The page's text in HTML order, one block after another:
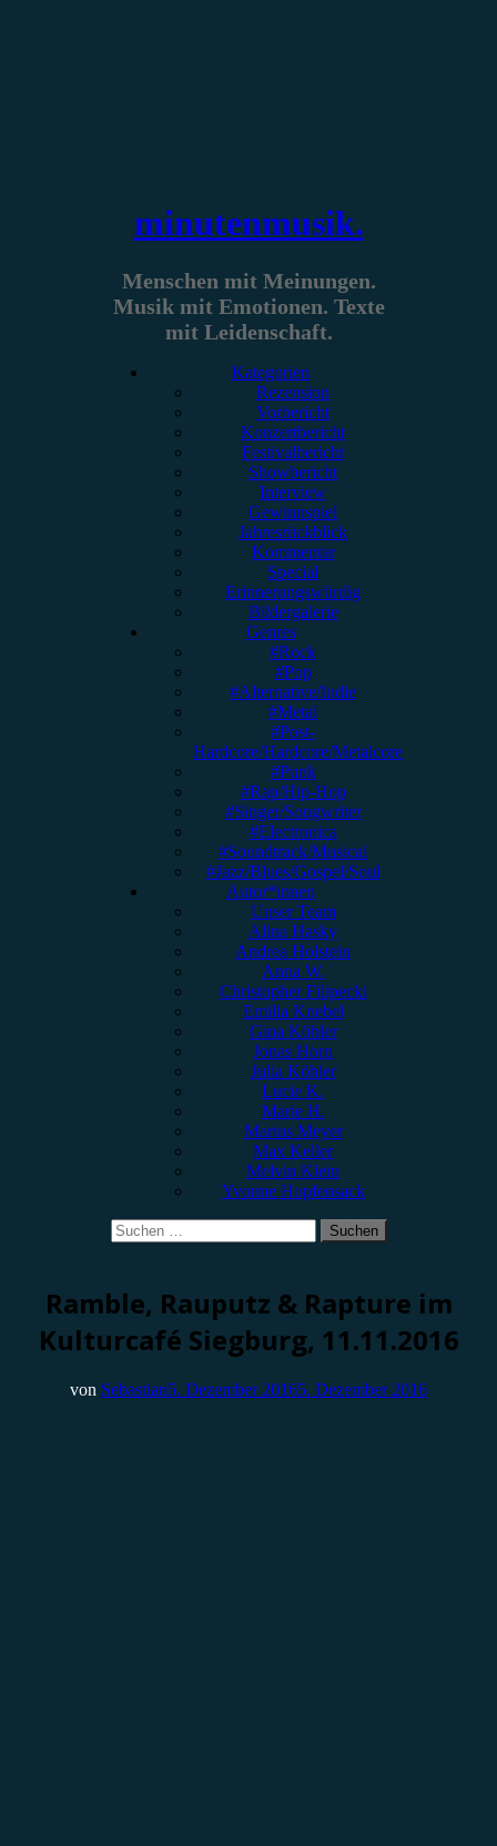
minutenmusik.
Menschen mit Meinungen.
Musik mit Emotionen. Texte
mit Leidenschaft.
Kategorien
Rezension
Vorbericht
Konzertbericht
Festivalbericht
Showbericht
Interview
Gewinnspiel
Jahresrückblick
Kommentar
Special
Erinnerungswürdig
Bildergalerie
Genres
#Rock
#Pop
#Alternative/Indie
#Metal
#Post-
Hardcore/Hardcore/Metalcore
#Punk
#Rap/Hip-Hop
#Singer/Songwriter
#Electronica
#Soundtrack/Musical
#Jazz/Blues/Gospel/Soul
Autor*innen
Unser Team
Alina Hasky
Andrea Holstein
Anna W.
Christopher Filipecki
Emilia Knebel
Gina Köhler
Jonas Horn
Julia Köhler
Lucie K.
Marie H.
Marius Meyer
Max Keller
Melvin Klein
Yvonne Hopfensack
Suchen
nach:
Ramble, Rauputz & Rapture im
Kulturcafé Siegburg, 11.11.2016
von Sebastian5. Dezember 20165. Dezember 2016